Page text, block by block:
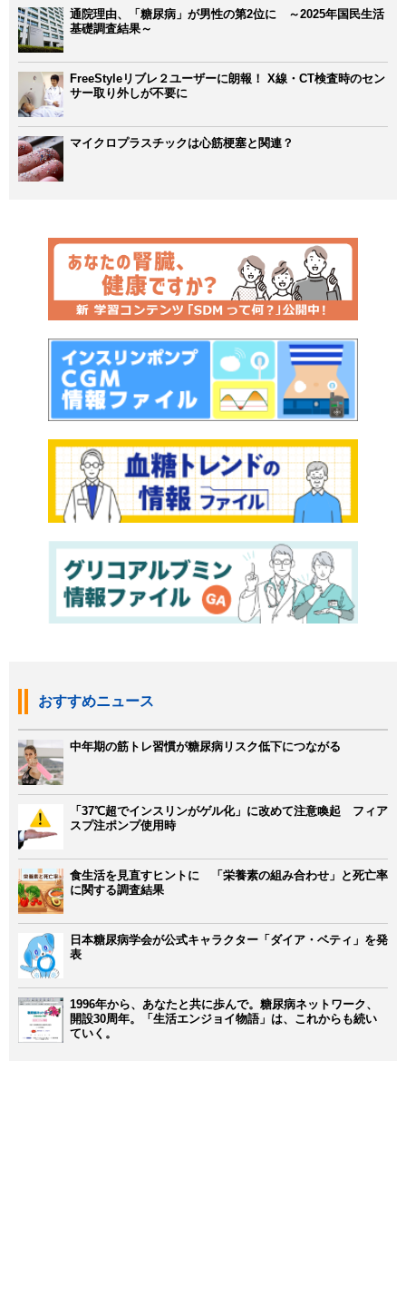
通院理由、「糖尿病」が男性の第2位に ～2025年国民生活
基礎調査結果～
FreeStyleリブレ２ユーザーに朗報！ X線・CT検査時のセン
サー取り外しが不要に
マイクロプラスチックは心筋梗塞と関連？
おすすめニュース
中年期の筋トレ習慣が糖尿病リスク低下につながる
「37℃超でインスリンがゲル化」に改めて注意喚起 フィア
スプ注ポンプ使用時
食生活を見直すヒントに 「栄養素の組み合わせ」と死亡率
に関する調査結果
日本糖尿病学会が公式キャラクター「ダイア・ベティ」を発
表
1996年から、あなたと共に歩んで。糖尿病ネットワーク、
開設30周年。「生活エンジョイ物語」は、これからも続い
ていく。